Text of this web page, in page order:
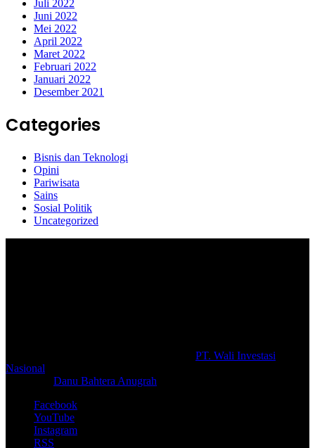
Juli 2022
Juni 2022
Mei 2022
April 2022
Maret 2022
Februari 2022
Januari 2022
Desember 2021
Categories
Bisnis dan Teknologi
Opini
Pariwisata
Sains
Sosial Politik
Uncategorized
PT. Wali Investasi
Nasional
Danu Bahtera Anugrah
Facebook
YouTube
Instagram
RSS